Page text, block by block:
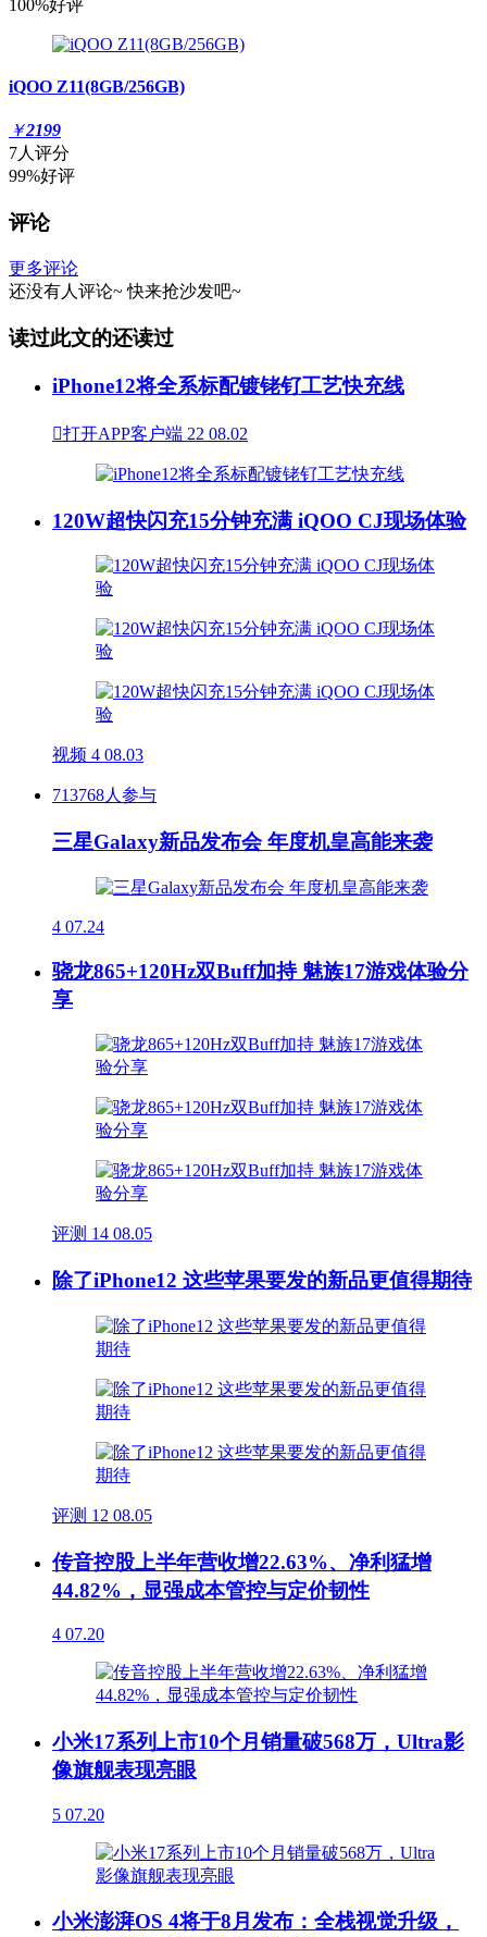
100%好评
iQOO Z11(8GB/256GB)
￥2199
7人评分
99%好评
评论
更多评论
还没有人评论~ 快来抢沙发吧~
读过此文的还读过
iPhone12将全系标配镀铑钌工艺快充线
打开APP客户端 22 08.02
120W超快闪充15分钟充满 iQOO CJ现场体验
视频 4 08.03
713768人参与
三星Galaxy新品发布会 年度机皇高能来袭
4 07.24
骁龙865+120Hz双Buff加持 魅族17游戏体验分
享
评测 14 08.05
除了iPhone12 这些苹果要发的新品更值得期待
评测 12 08.05
传音控股上半年营收增22.63%、净利猛增
44.82%，显强成本管控与定价韧性
4 07.20
小米17系列上市10个月销量破568万，Ultra影
像旗舰表现亮眼
5 07.20
小米澎湃OS 4将于8月发布：全栈视觉升级，